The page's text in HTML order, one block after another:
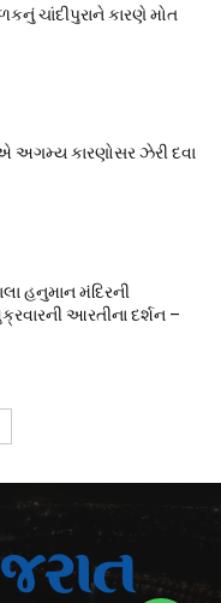
ચાંદીપુરાને કારણે મોત
અગમ્ય કારણોસર ઝેરી દવા
હનુમાન મંદિરની
આરતીના દર્શન –